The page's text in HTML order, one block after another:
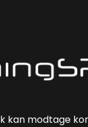
kan modtage